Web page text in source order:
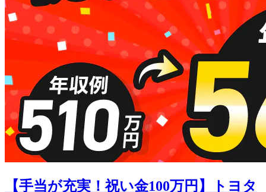
【手当が充実！祝い金100万円】トヨタ